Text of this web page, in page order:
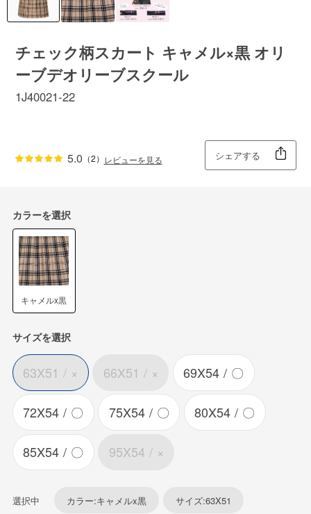
チェック柄スカート キャメル×黒 オリ
ーブデオリーブスクール
1J40021-22
5.0 （2） レビューを見る シェアする
カラーを選択
キャメルx黒
サイズを選択
63X51 × 66X51 × 69X54 〇
72X54 〇 75X54 〇 80X54 〇
85X54 〇 95X54 ×
選択中 カラー:キャメルx黒 サイズ:63X51